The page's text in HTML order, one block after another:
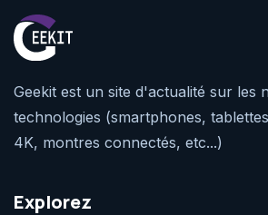
Geekit est un site d'actualité sur les
technologies (smartphones,
4K, montres connectés, etc...)
Explorez